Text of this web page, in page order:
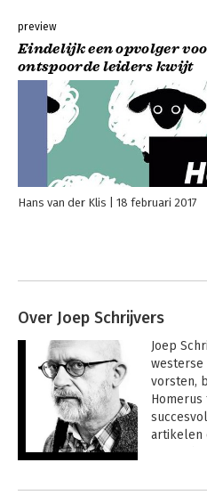
preview
Eindelijk een opvolger
ontspoorde leiders kwijt
Hans van der Klis 18 februari 2017
Over Joep Schrijvers
Joep
westerse
vorsten,
Homerus
artikelen